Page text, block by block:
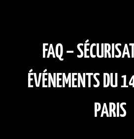
FAQ –
ÉVÉNEMENTS DU
PARIS